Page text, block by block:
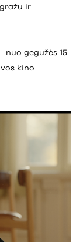
ir
nuo gegužės 15
kino